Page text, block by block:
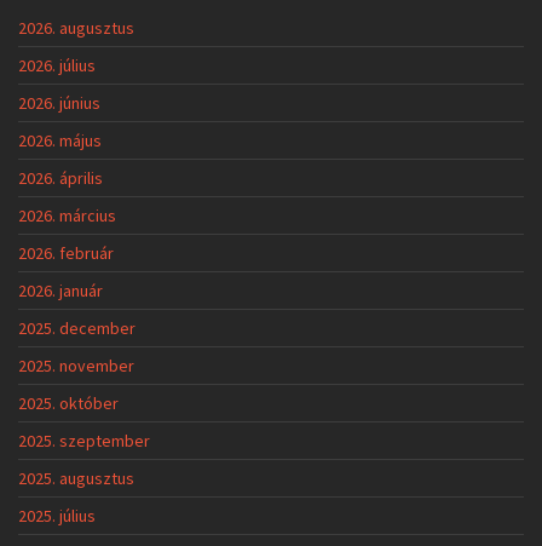
2026. augusztus
2026. július
2026. június
2026. május
2026. április
2026. március
2026. február
2026. január
2025. december
2025. november
2025. október
2025. szeptember
2025. augusztus
2025. július